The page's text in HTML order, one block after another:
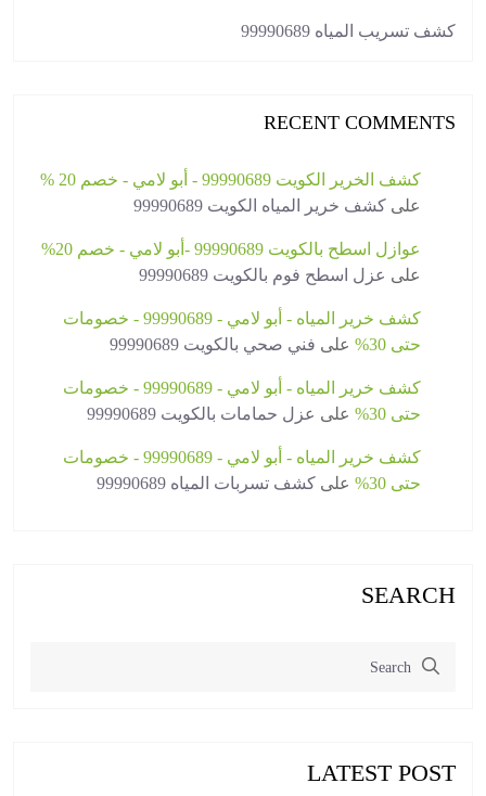
كشف تسريب المياه 99990689
RECENT COMMENTS
كشف الخرير الكويت 99990689 - أبو لامي - خصم 20 %
على كشف خرير المياه الكويت 99990689
عوازل اسطح بالكويت 99990689 -أبو لامي - خصم 20%
على عزل اسطح فوم بالكويت 99990689
كشف خرير المياه - أبو لامي - 99990689 - خصومات
حتى 30%
على فني صحي بالكويت 99990689
كشف خرير المياه - أبو لامي - 99990689 - خصومات
حتى 30%
على عزل حمامات بالكويت 99990689
كشف خرير المياه - أبو لامي - 99990689 - خصومات
حتى 30%
على كشف تسربات المياه 99990689
SEARCH
LATEST POST